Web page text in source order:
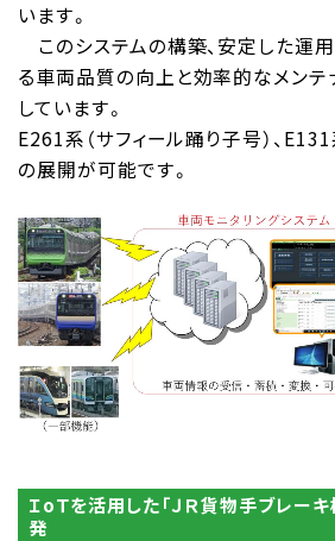
います。
このシステムの構築、安定した運用
る車両品質の向上と効率的なメンテ
しています。
E261系（サフィール踊り子号）、
の展開が可能です。
ＩoＴを活用した「ＪＲ貨物手ブレー
発